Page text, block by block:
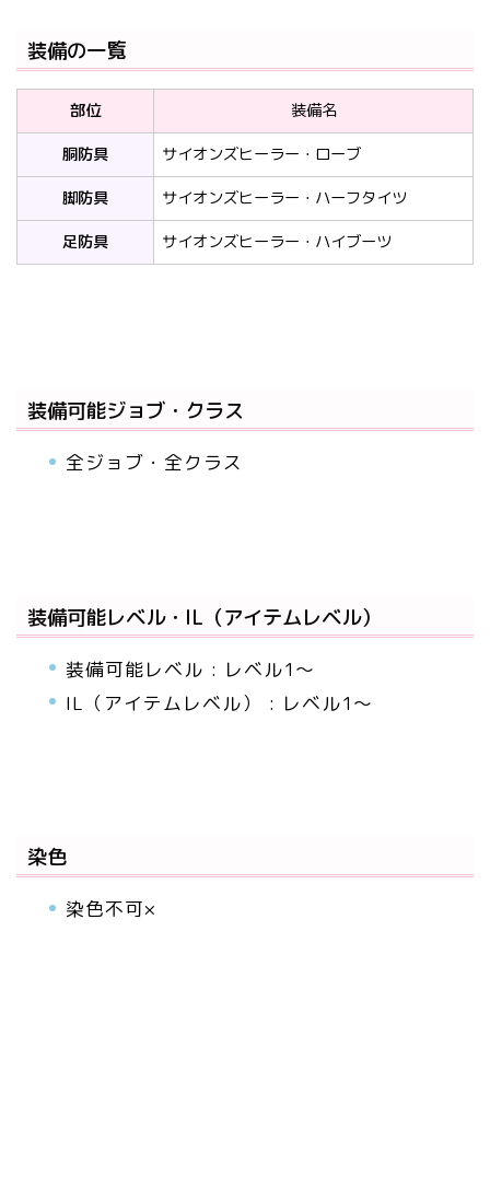
装備の一覧
部位
装備名
胴防具
サイオンズヒーラー・ローブ
脚防具
サイオンズヒーラー・ハーフタイツ
足防具
サイオンズヒーラー・ハイブーツ
装備可能ジョブ・クラス
全ジョブ・全クラス
装備可能レベル・IL（アイテムレベル）
装備可能レベル : レベル1～
IL（アイテムレベル） : レベル1～
染色
染色不可×